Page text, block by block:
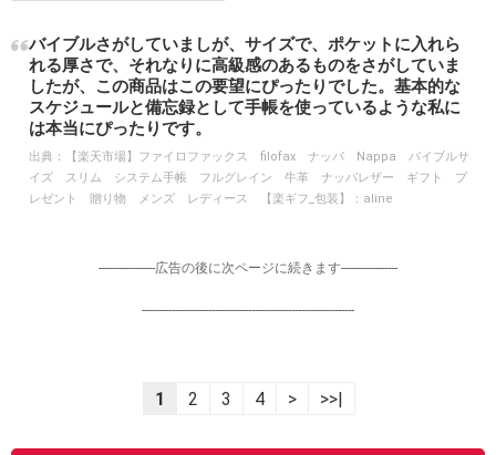
バイブルさがしていましが、サイズで、ポケットに入れら
れる厚さで、それなりに高級感のあるものをさがしていま
したが、この商品はこの要望にぴったりでした。基本的な
スケジュールと備忘録として手帳を使っているような私に
は本当にぴったりです。
出典：
【楽天市場】ファイロファックス filofax ナッパ Nappa バイブルサ
イズ スリム システム手帳 フルグレイン 牛革 ナッパレザー ギフト プ
レゼント 贈り物 メンズ レディース 【楽ギフ_包装】：aline
-----------------広告の後に次ページに続きます-----------------
----------------------------------------------------------------
1 2 3 4 > >>|